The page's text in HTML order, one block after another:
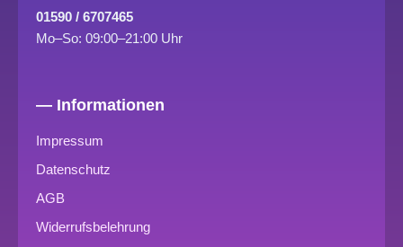
01590 / 6707465
Mo–So: 09:00–21:00 Uhr
— Informationen
Impressum
Datenschutz
AGB
Widerrufsbelehrung